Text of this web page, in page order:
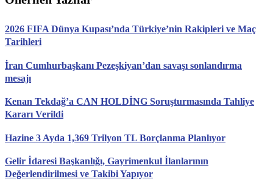
2026 FIFA Dünya Kupası’nda Türkiye’nin Rakipleri ve Maç
Tarihleri
İran Cumhurbaşkanı Pezeşkiyan’dan savaşı sonlandırma
mesajı
Kenan Tekdağ’a CAN HOLDİNG Soruşturmasında Tahliye
Kararı Verildi
Hazine 3 Ayda 1,369 Trilyon TL Borçlanma Planlıyor
Gelir İdaresi Başkanlığı, Gayrimenkul İlanlarının
Değerlendirilmesi ve Takibi Yapıyor